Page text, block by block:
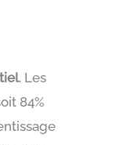
. Les
84%